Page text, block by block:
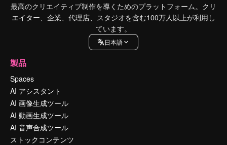
最高のクリエイティブ制作を導くためのプラットフォーム。クリ
エイター、企業、代理店、スタジオを含む100万人以上が利用し
ています。
日本語
製品
Spaces
AI アシスタント
AI 画像生成ツール
AI 動画生成ツール
AI 音声合成ツール
ストックコンテンツ